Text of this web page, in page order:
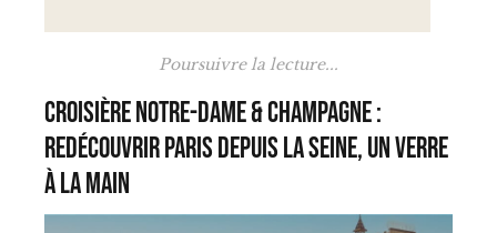
Poursuivre la lecture...
Croisière Notre-Dame & Champagne :
redécouvrir Paris depuis la Seine, un verre
à la main